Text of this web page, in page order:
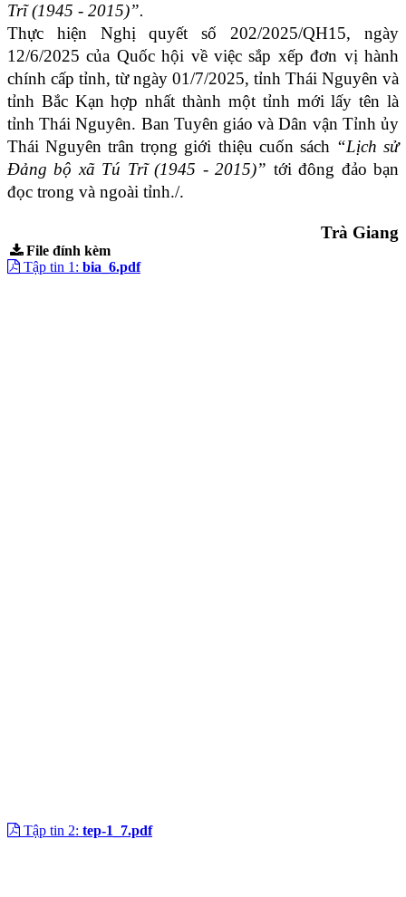
Trĩ(1945 - 2015)”.
Thực hiện Nghị quyết số 202/2025/QH15, ngày
12/6/2025 của Quốc hội về việc sắp xếp đơn vị hành
chính cấp tỉnh, từ ngày 01/7/2025, tỉnh Thái Nguyên và
tỉnh Bắc Kạn hợp nhất thành một tỉnh mới lấy tên là
tỉnh Thái Nguyên. Ban Tuyên giáo và Dân vận Tỉnh ủy
Thái Nguyên trân trọng giới thiệu cuốn sách “Lịch sử
Đảng bộ xã Tú Trĩ(1945 - 2015)” tới đông đảo bạn
đọc trong và ngoài tỉnh./.
Trà Giang
File đính kèm
Tập tin 1: bia_6.pdf
Tập tin 2: tep-1_7.pdf